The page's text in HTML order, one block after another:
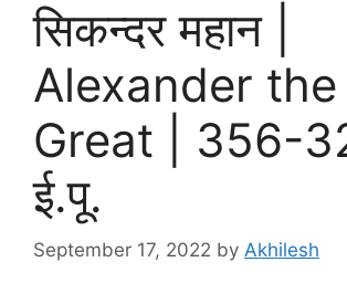
सिकन्दर महान |
Alexander the
Great | 356-
ई.पू.
September 17, 2022 by Akhilesh